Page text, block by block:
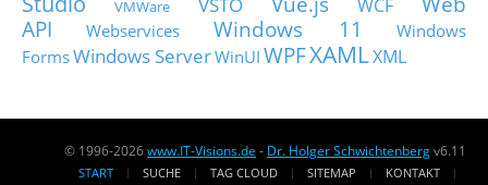
VMWare WCF
API
Webservices Windows 11
Windows
FormsWindows ServerWinUI WPFXAMLXML
© 1996-2026www.IT-Visions.de - Dr. Holger Schwichtenbergv6.11
START SUCHE TAG CLOUD SITEMAP KONTAKT